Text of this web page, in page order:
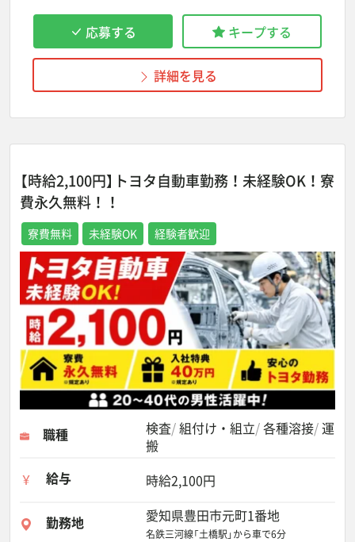
応募する キープする
詳細を見る
【時給2,100円】トヨタ自動車勤務！未経験OK！寮
費永久無料！！
寮費無料 未経験OK 経験者歓迎
職種 検査 組付け・組立 各種溶接 運
搬
給与
時給2,100円
勤務地 愛知県豊田市元町1番地
名鉄三河線「土橋駅」から車で6分